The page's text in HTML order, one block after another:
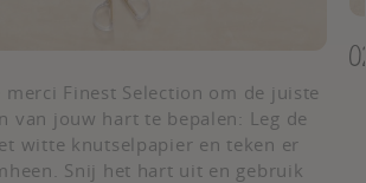
merci Finest Selection om de juiste
van jouw hart te bepalen: Leg de
witte knutselpapier en teken er
Snij het hart uit en gebruik